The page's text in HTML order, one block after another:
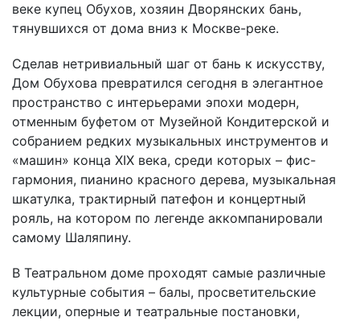
веке купец Обухов, хозяин Дворянских бань,
тянувшихся от дома вниз к Москве-реке.
Сделав нетривиальный шаг от бань к искусству,
Дом Обухова превратился сегодня в элегантное
пространство с интерьерами эпохи модерн,
отменным буфетом от Музейной Кондитерской и
собранием редких музыкальных инструментов и
«машин» конца XIX века, среди которых – фис-
гармония, пианино красного дерева, музыкальная
шкатулка, трактирный патефон и концертный
рояль, на котором по легенде аккомпанировали
самому Шаляпину.
В Театральном доме проходят самые различные
культурные события – балы, просветительские
лекции, оперные и театральные постановки,